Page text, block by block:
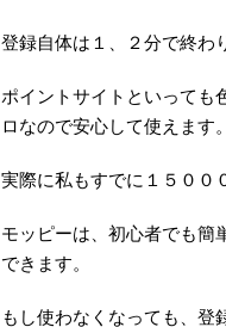
登録自体は１、２分で終わ
ポイントサイトといっても
ロなので安心して使えます。
実際に私もすでに１５００
モッピーは、初心者でも簡
できます。
もし使わなくなっても、登